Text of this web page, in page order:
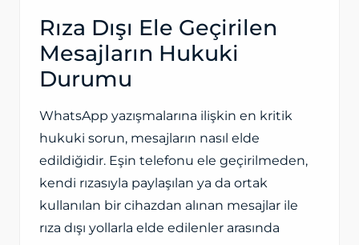
Rıza Dışı Ele Geçirilen
Mesajların Hukuki
Durumu
WhatsApp yazışmalarına ilişkin en kritik
hukuki sorun, mesajların nasıl elde
edildiğidir. Eşin telefonu ele geçirilmeden,
kendi rızasıyla paylaşılan ya da ortak
kullanılan bir cihazdan alınan mesajlar ile
rıza dışı yollarla elde edilenler arasında